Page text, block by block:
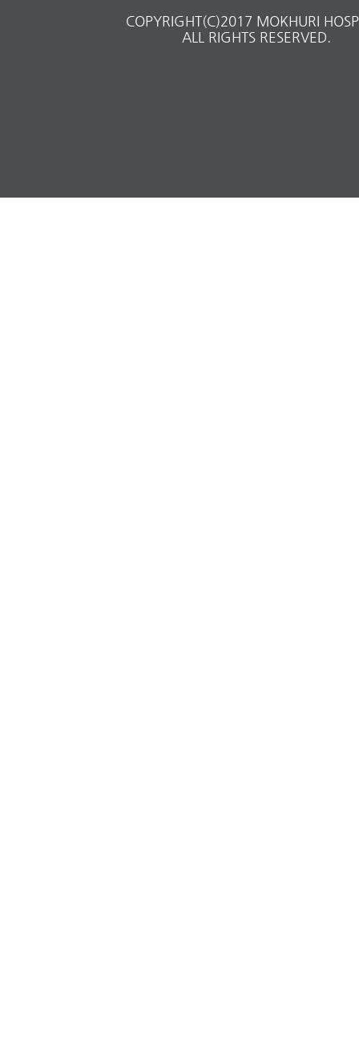
COPYRIGHT(C)2017 MOKHURI
ALL RIGHTS RESERVED.